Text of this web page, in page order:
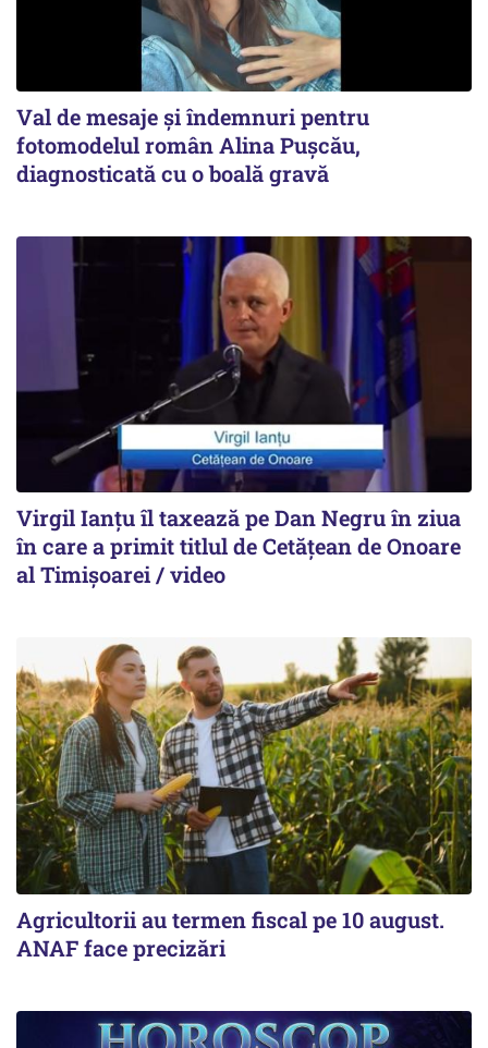
Val de mesaje și îndemnuri pentru
fotomodelul român Alina Pușcău,
diagnosticată cu o boală gravă
Virgil Ianțu îl taxează pe Dan Negru în ziua
în care a primit titlul de Cetățean de Onoare
al Timișoarei / video
Agricultorii au termen fiscal pe 10 august.
ANAF face precizări